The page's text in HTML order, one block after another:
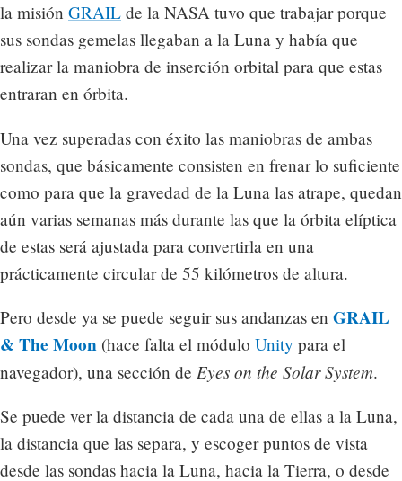
la misión GRAIL de la NASA tuvo que trabajar porque
sus sondas gemelas llegaban a la Luna y había que
realizar la maniobra de inserción orbital para que estas
entraran en órbita.
Una vez superadas con éxito las maniobras de ambas
sondas, que básicamente consisten en frenar lo suficiente
como para que la gravedad de la Luna las atrape, quedan
aún varias semanas más durante las que la órbita elíptica
de estas será ajustada para convertirla en una
prácticamente circular de 55 kilómetros de altura.
Pero desde ya se puede seguir sus andanzas en GRAIL
& The Moon (hace falta el módulo Unity para el
navegador), una sección de Eyes on the Solar System.
Se puede ver la distancia de cada una de ellas a la Luna,
la distancia que las separa, y escoger puntos de vista
desde las sondas hacia la Luna, hacia la Tierra, o desde